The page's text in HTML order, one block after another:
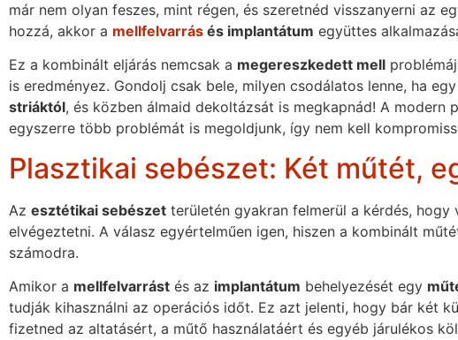
már nem olyan feszes, mint régen, és szeretnéd visszanyerni az
hozzá, akkor a mellfelvarrás és implantátum együttes
Ez a kombinált eljárás nemcsak a megereszkedett mell
is eredményez. Gondolj csak bele, milyen csodálatos lenne, ha
striáktól, és közben álmaid dekoltázsát is megkapnád! A modern
egyszerre több problémát is megoldjunk, így nem kell
Plasztikai sebészet: Két műtét,
Az esztétikai sebészet területén gyakran felmerül a kérdés,
elvégeztetni. A válasz egyértelműen igen, hiszen a kombinált
számodra.
Amikor a mellfelvarrást és az implantátum behelyezését egy
tudják kihasználni az operációs időt. Ez azt jelenti, hogy bár két
fizetned az altatásért, a műtő használatáért és egyéb járulékos